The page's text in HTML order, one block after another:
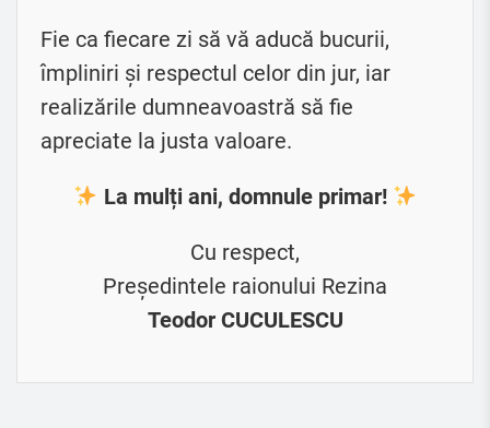
Fie ca fiecare zi să vă aducă bucurii,
împliniri și respectul celor din jur, iar
realizările dumneavoastră să fie
apreciate la justa valoare.
La mulți ani, domnule primar!
Cu respect,
Președintele raionului Rezina
Teodor CUCULESCU